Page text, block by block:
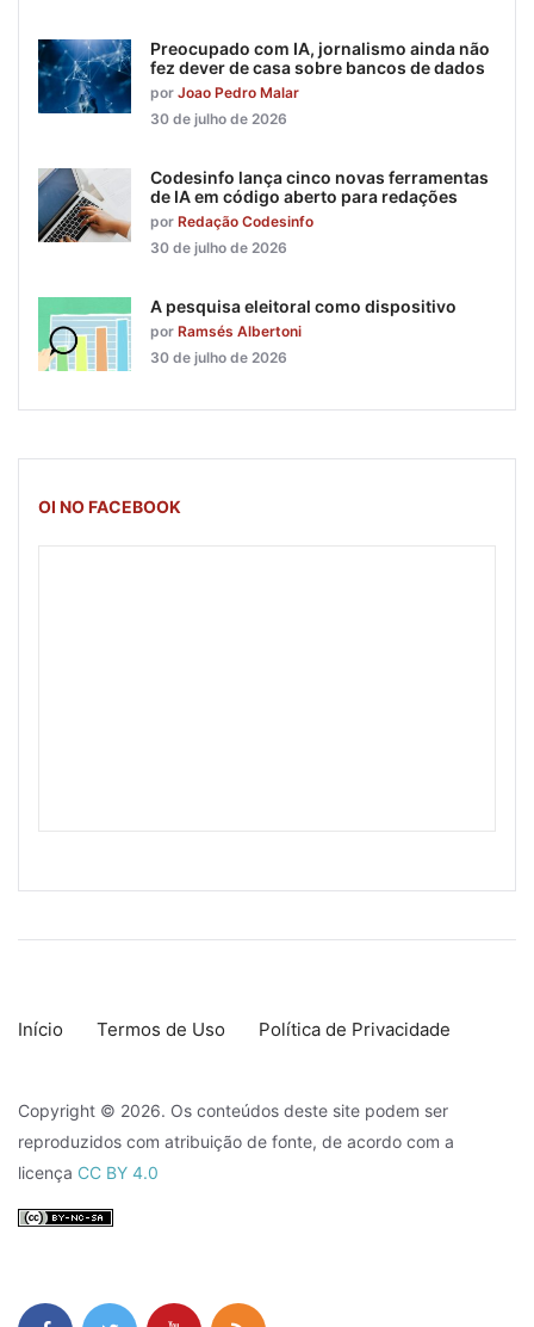
Preocupado com IA, jornalismo ainda não
fez dever de casa sobre bancos de dados
por Joao Pedro Malar
30 de julho de 2026
Codesinfo lança cinco novas ferramentas
de IA em código aberto para redações
por Redação Codesinfo
30 de julho de 2026
A pesquisa eleitoral como dispositivo
por Ramsés Albertoni
30 de julho de 2026
OI NO FACEBOOK
Início Termos de Uso Política de Privacidade
Copyright © 2026. Os conteúdos deste site podem ser
reproduzidos com atribuição de fonte, de acordo com a
licença CC BY 4.0